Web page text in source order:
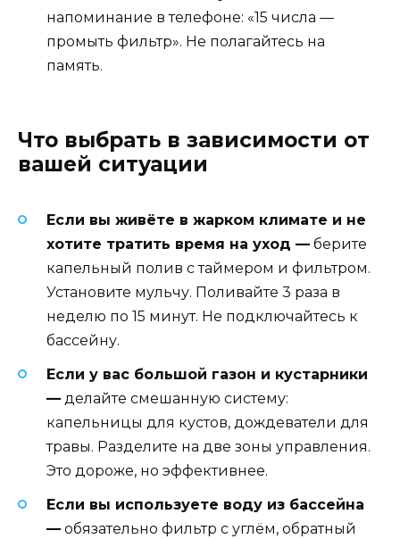
напоминание в телефоне: «15 числа —
промыть фильтр». Не полагайтесь на
память.
Что выбрать в зависимости от
вашей ситуации
Если вы живёте в жарком климате и не
хотите тратить время на уход — берите
капельный полив с таймером и фильтром.
Установите мульчу. Поливайте 3 раза в
неделю по 15 минут. Не подключайтесь к
бассейну.
Если у вас большой газон и кустарники
— делайте смешанную систему:
капельницы для кустов, дождеватели для
травы. Разделите на две зоны управления.
Это дороже, но эффективнее.
Если вы используете воду из бассейна
— обязательно фильтр с углём, обратный